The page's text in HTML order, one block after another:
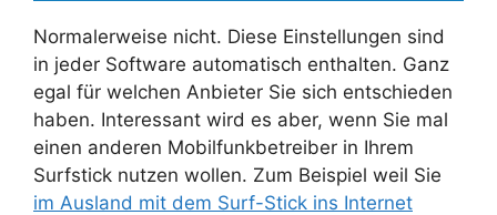
Normalerweise nicht. Diese Einstellungen sind
in jeder Software automatisch enthalten. Ganz
egal für welchen Anbieter Sie sich entschieden
haben. Interessant wird es aber, wenn Sie mal
einen anderen Mobilfunkbetreiber in Ihrem
Surfstick nutzen wollen. Zum Beispiel weil Sie
im Ausland mit dem Surf-Stick ins Internet